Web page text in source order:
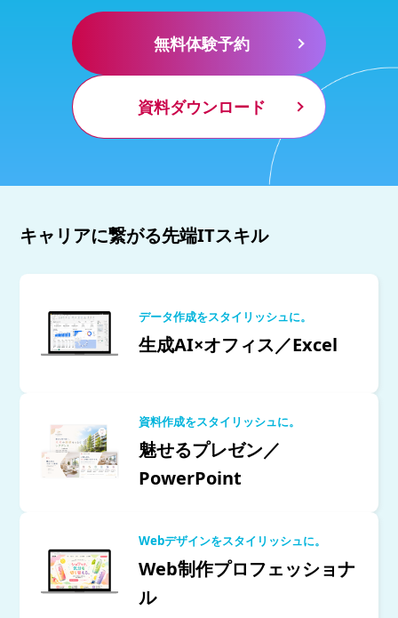
無料体験予約
資料ダウンロード
キャリアに繋がる先端ITスキル
データ作成をスタイリッシュに。
生成AI×オフィス／Excel
資料作成をスタイリッシュに。
魅せるプレゼン／
PowerPoint
Webデザインをスタイリッシュに。
Web制作プロフェッショナ
ル